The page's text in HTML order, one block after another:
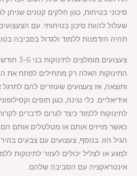
סיכוני בטיחות, כגון חלקים קטנים שניתן
שעלול להוות סיכון בטיחותי. עם
תהיה הזדמנות ללמוד ולגדול בסביבה
צעצועים מומלצים לתינוקות בני 3-6 חודשים
התינוקות האלה רק מתחילים לפתח את
ותוצאה, אז צעצועים שעוזרים להם
אידיאליים. כלי נגינה, כגון תופים
לתינוקות ללמוד כיצד לגרום לדברים
כאשר מזיזים אותם או מטלטלים אותם
הגיל הזו. בנוסף, צעצועים עם צבעים
למגע או לצליל יכולים לעזור לתינוקות
אינטראקציה עם הסביבה שלהם.